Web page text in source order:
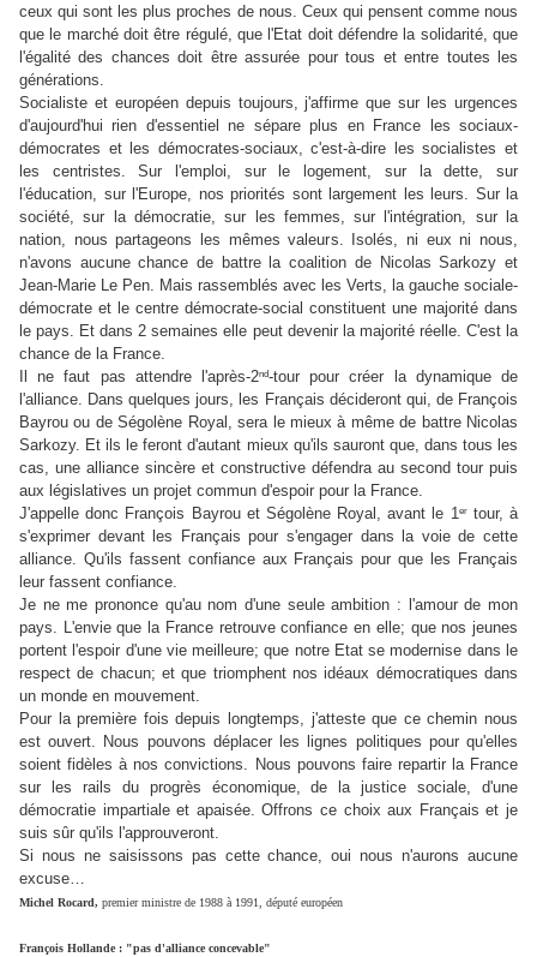
ceux qui sont les plus proches de nous. Ceux qui pensent comme nous
que le marché doit être régulé, que l'Etat doit défendre la solidarité, que
l'égalité des chances doit être assurée pour tous et entre toutes les
générations.
Socialiste et européen depuis toujours, j'affirme que sur les urgences
d'aujourd'hui rien d'essentiel ne sépare plus en France les sociaux-
démocrates et les démocrates-sociaux, c'est-à-dire les socialistes et
les centristes. Sur l'emploi, sur le logement, sur la dette, sur
l'éducation, sur l'Europe, nos priorités sont largement les leurs. Sur la
société, sur la démocratie, sur les femmes, sur l'intégration, sur la
nation, nous partageons les mêmes valeurs. Isolés, ni eux ni nous,
n'avons aucune chance de battre la coalition de Nicolas Sarkozy et
Jean-Marie Le Pen. Mais rassemblés avec les Verts, la gauche sociale-
démocrate et le centre démocrate-social constituent une majorité dans
le pays. Et dans 2 semaines elle peut devenir la majorité réelle. C'est la
chance de la France.
Il ne faut pas attendre l'après-2nd-tour pour créer la dynamique de
l'alliance. Dans quelques jours, les Français décideront qui, de François
Bayrou ou de Ségolène Royal, sera le mieux à même de battre Nicolas
Sarkozy. Et ils le feront d'autant mieux qu'ils sauront que, dans tous les
cas, une alliance sincère et constructive défendra au second tour puis
aux législatives un projet commun d'espoir pour la France.
J'appelle donc François Bayrou et Ségolène Royal, avant le 1ertour, à
s'exprimer devant les Français pour s'engager dans la voie de cette
alliance. Qu'ils fassent confiance aux Français pour que les Français
leur fassent confiance.
Je ne me prononce qu'au nom d'une seule ambition : l'amour de mon
pays. L'envie que la France retrouve confiance en elle; que nos jeunes
portent l'espoir d'une vie meilleure; que notre Etat se modernise dans le
respect de chacun; et que triomphent nos idéaux démocratiques dans
un monde en mouvement.
Pour la première fois depuis longtemps, j'atteste que ce chemin nous
est ouvert. Nous pouvons déplacer les lignes politiques pour qu'elles
soient fidèles à nos convictions. Nous pouvons faire repartir la France
sur les rails du progrès économique, de la justice sociale, d'une
démocratie impartiale et apaisée. Offrons ce choix aux Français et je
suis sûr qu'ils l'approuveront.
Si nous ne saisissons pas cette chance, oui nous n'aurons aucune
excuse…
Michel Rocard, premier ministre de 1988 à 1991, député européen
François Hollande : "pas d'alliance concevable"